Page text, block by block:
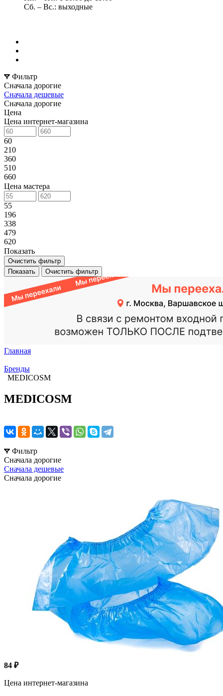
Сб. – Вс.: выходные
Фильтр
Сначала дорогие
Сначала дешевые
Сначала дорогие
Цена
Цена интернет-магазина
60
210
360
510
660
Цена мастера
55
196
338
479
620
Показать
Очистить фильтр
Показать
Очистить фильтр
Главная
Бренды
MEDICOSM
MEDICOSM
Фильтр
Сначала дорогие
Сначала дешевые
Сначала дорогие
84 ₽
Цена интернет-магазина